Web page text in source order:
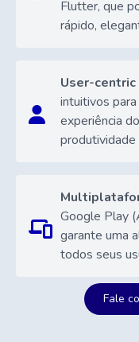
Flutter, que
rápido,
User-centric
intuitivos
experiência
Google Play
garante uma
todos seus
Fale